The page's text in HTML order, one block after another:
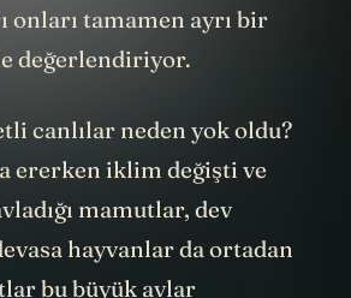
aslında, o kadar ki bazı
tamamen ayrı bir
canlılar neden yok oldu?
ererken iklim değişti ve
mamutlar, dev
hayvanlar da ortadan